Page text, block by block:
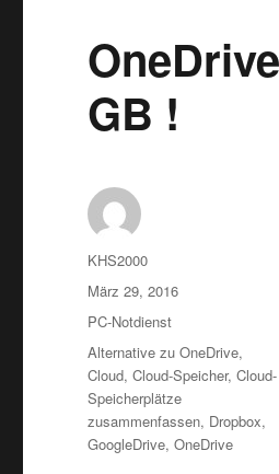
GB !
Autor
KHS2000
Veröffentlicht
am
März 29, 2016
Kategorien
PC-Notdienst
Schlagwörter
Alternative zu OneDrive,
Cloud,Cloud-Speicher,Cloud-
Speicherplätze
zusammenfassen, Dropbox,
GoogleDrive,OneDrive